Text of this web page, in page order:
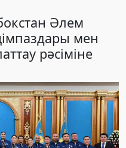
Әлем
мен
рәсіміне